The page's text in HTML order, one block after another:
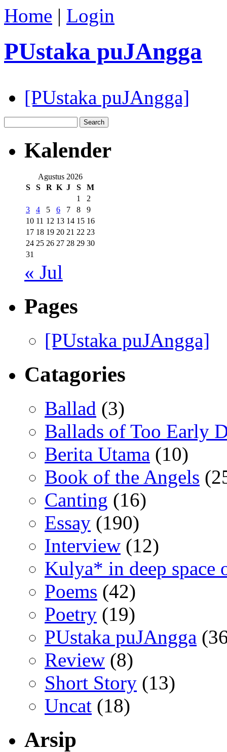
Home | Login
PUstaka puJAngga
[PUstaka puJAngga]
Kalender
Agustus 2026
S
S R K J S
M
1
2
3
4 5 6 7 8
9
10 11 12 13 14 15 16
17 18 19 20 21 22 23
24 25 26 27 28 29 30
31
« Jul
Pages
[PUstaka puJAngga]
Catagories
Ballad (3)
Ballads of Too Early
Berita Utama (10)
Book of the Angels
Canting (16)
Essay (190)
Interview (12)
Kulya* in deep space
Poems (42)
Poetry (19)
PUstaka puJAngga
Review (8)
Short Story (13)
Uncat (18)
Arsip